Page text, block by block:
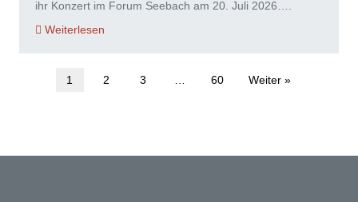
ihr Konzert im Forum Seebach am 20. Juli 2026….
Weiterlesen
1 2 3 60 Weiter »